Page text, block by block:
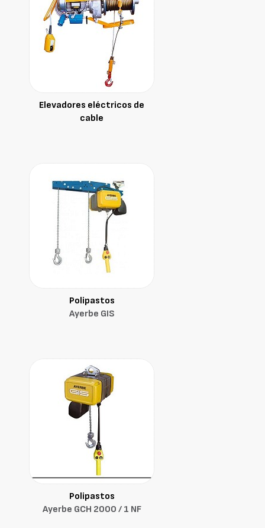
Elevadores eléctricos de
cable
Polipastos
Ayerbe GIS
Polipastos
Ayerbe GCH 2000 / 1 NF